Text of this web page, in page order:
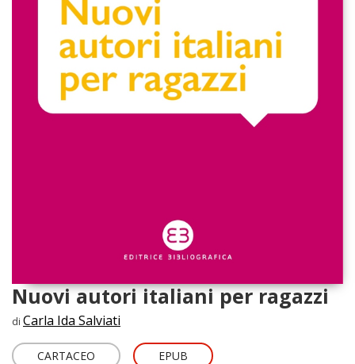
Nuovi autori italiani per ragazzi
di Carla Ida Salviati
CARTACEO EPUB